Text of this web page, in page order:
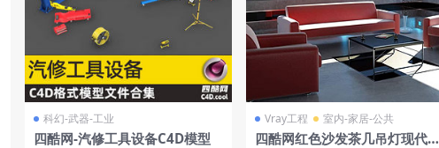
科幻-武器-工业
四酷网-汽修工具设备C4D模型
Vray工程 室内-家居-公共
四酷网红色沙发茶几吊灯现代室